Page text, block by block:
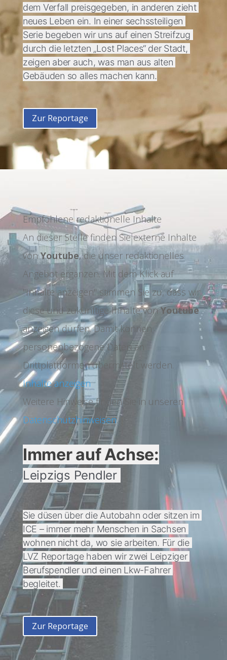
dem Verfall preisgegeben, in anderen zieht
neues Leben ein. In einer sechssteiligen
Serie begeben wir uns auf einen Streifzug
durch die letzten „Lost Places“ der Stadt,
zeigen aber auch, was man aus alten
Gebäuden so alles machen kann.
Zur Reportage
Empfohlene redaktionelle Inhalte
An dieser Stelle finden Sie externe Inhalte
vonYoutube, die unser redaktionelles
Angebot ergänzen. Mit dem Klick auf
"Inhalte anzeigen" stimmen Sie zu, dass wir
diese und zukünftige Inhalte vonYoutube
anzeigen dürfen. Damit können
personenbezogene Daten an
Drittplattformen übermittelt werden.
Inhalte anzeigen
Weitere Hinweise finden Sie in unseren
Datenschutzhinweisen.
Immer auf Achse:
Leipzigs Pendler
Sie düsen über die Autobahn oder sitzen im
ICE – immer mehr Menschen in Sachsen
wohnen nicht da, wo sie arbeiten. Für die
LVZ Reportage haben wir zwei Leipziger
Berufspendler und einen Lkw-Fahrer
begleitet.
Zur Reportage